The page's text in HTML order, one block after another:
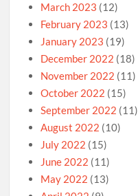
March 2023 (12)
February 2023 (13)
January 2023 (19)
December 2022 (18)
November 2022 (11)
October 2022 (15)
September 2022 (11)
August 2022 (10)
July 2022 (15)
June 2022 (11)
May 2022 (13)